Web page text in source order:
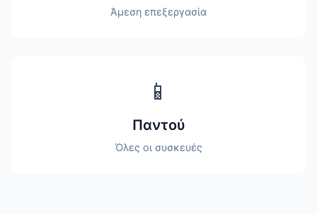
Άμεση επεξεργασία
📱
Παντού
Όλες οι συσκευές